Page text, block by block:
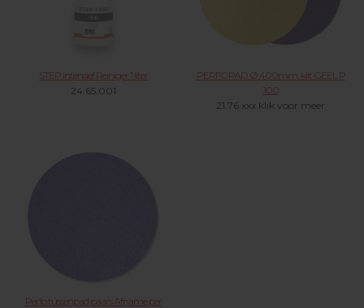
STEP Intensief Reiniger 1 liter
24.65.001
PERFOPAD Ø 400mm. klit GEEL P
100
21.76.xxx klik voor meer
Perfo tussenpad paars Afname per